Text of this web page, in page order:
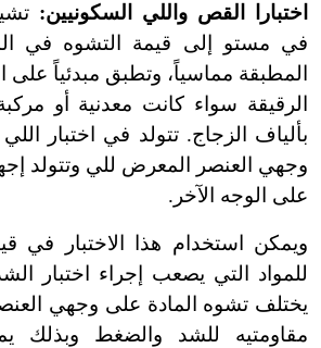
اختبارا القص واللي السكونيين:
في مستو إلى قيمة التشوه في
المطبقة مماسياً، وتطبق مبدئياً على
الرقيقة سواء كانت معدنية أو
بألياف الزجاج. تتولد في اختبار
وجهي العنصر المعرض للي وتتولد
على الوجه الآخر.
ويمكن استخدام هذا الاختبار في
للمواد التي يصعب إجراء اختبار
يختلف تشوه المادة على وجهي
مقاومتيه للشد والضغط وبذلك